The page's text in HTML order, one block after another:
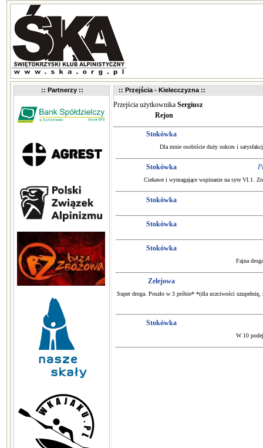
:: Partnerzy :: :: Przejścia - Kielecczyzna ::
Przejścia użytkownika Sergiusz
Rejon
Stokówka
Dla mnie osobiście duży sukces i
Stokówka
Ciekawe i wymagające wspinanie na syte VI.1.
Stokówka
Stokówka
Stokówka
Fajna
Zelejowa
Super droga. Poszło w 3 próbie* *(dla uczciwości
Stokówka
W 10